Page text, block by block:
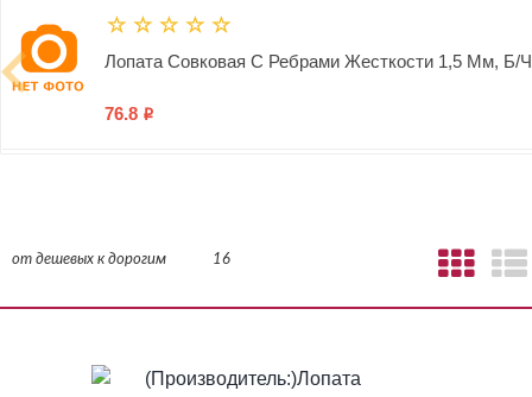
Лопата Совковая С Ребрами Жесткости 1,5 Мм, Б/Ч
76.8 i
от дешевых к дорогим 16